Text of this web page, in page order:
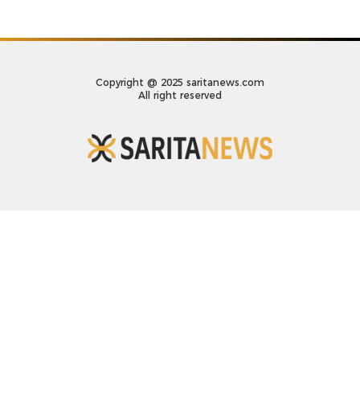
Copyright @ 2025 saritanews.com
All right reserved